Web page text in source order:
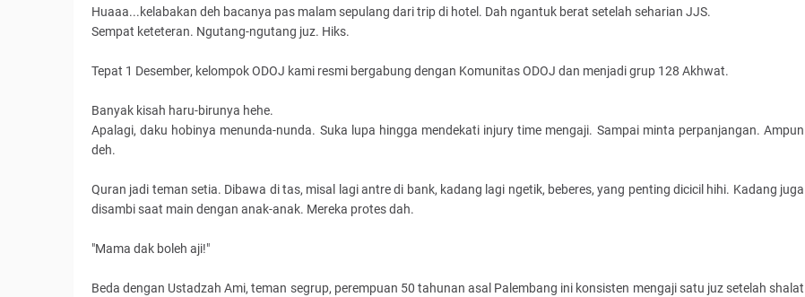
Huaaa...kelabakan deh bacanya pas malam sepulang dari trip di hotel. Dah ngantuk berat setelah seharian JJS.
Sempat keteteran. Ngutang-ngutang juz. Hiks.
Tepat 1 Desember, kelompok ODOJ kami resmi bergabung dengan Komunitas ODOJ dan menjadi grup 128 Akhwat.
Banyak kisah haru-birunya hehe.
Apalagi, daku hobinya menunda-nunda. Suka lupa hingga mendekati injury time mengaji. Sampai minta perpanjangan. Ampun
deh.
Quran jadi teman setia. Dibawa di tas, misal lagi antre di bank, kadang lagi ngetik, beberes, yang penting dicicil hihi. Kadang juga
disambi saat main dengan anak-anak. Mereka protes dah.
"Mama dak boleh aji!"
Beda dengan Ustadzah Ami, teman segrup, perempuan 50 tahunan asal Palembang ini konsisten mengaji satu juz setelah shalat